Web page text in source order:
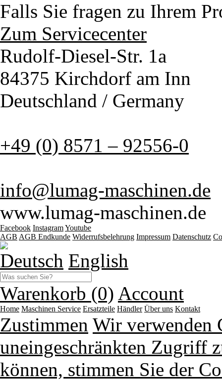
Falls Sie fragen zu Ihrem
Zum Servicecenter
Rudolf-Diesel-Str. 1a
84375 Kirchdorf am Inn
Deutschland / Germany
+49 (0) 8571 – 92556-0
info@lumag-maschinen.de
www.lumag-maschinen.de
Facebook InstagramYoutube
AGB AGB Endkunde Widerrufsbelehrung Impressum Datenschutz
Deutsch English
Warenkorb (0) Account
Home Maschinen Service Ersatzteile Händler Über uns Kontakt
Zustimmen Wir verwenden
uneingeschränkten Zugriff
können, stimmen Sie der